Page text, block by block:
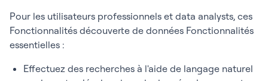
Pour les utilisateurs professionnels et data analysts, ces
Fonctionnalités découverte de données Fonctionnalités
essentielles :
Effectuez des recherches à l'aide de langage naturel